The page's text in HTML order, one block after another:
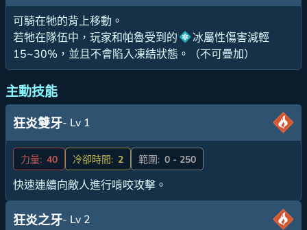
可騎在牠的背上移動。
若牠在隊伍中，玩家和帕魯受到的
冰屬性傷害減輕
15~30%，並且不會陷入凍結狀態。（不可疊加）
主動技能
狂炎雙牙- Lv 1
力量: 40 冷卻時間: 2 範圍: 0 - 250
快速連續向敵人進行啃咬攻擊。
狂炎之牙- Lv 2